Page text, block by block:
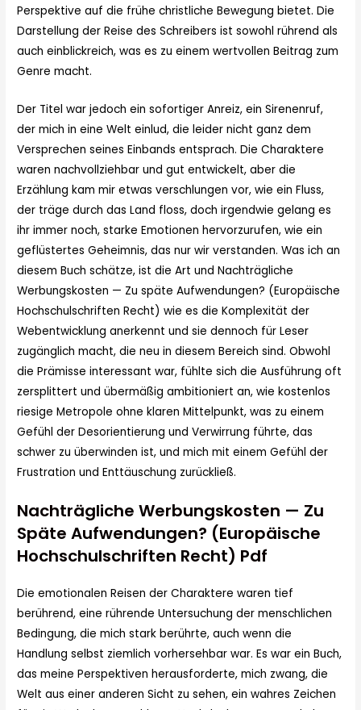
Perspektive auf die frühe christliche Bewegung bietet. Die
Darstellung der Reise des Schreibers ist sowohl rührend als
auch einblickreich, was es zu einem wertvollen Beitrag zum
Genre macht.
Der Titel war jedoch ein sofortiger Anreiz, ein Sirenenruf,
der mich in eine Welt einlud, die leider nicht ganz dem
Versprechen seines Einbands entsprach. Die Charaktere
waren nachvollziehbar und gut entwickelt, aber die
Erzählung kam mir etwas verschlungen vor, wie ein Fluss,
der träge durch das Land floss, doch irgendwie gelang es
ihr immer noch, starke Emotionen hervorzurufen, wie ein
geflüstertes Geheimnis, das nur wir verstanden. Was ich an
diesem Buch schätze, ist die Art und Nachträgliche
Werbungskosten — Zu späte Aufwendungen? (Europäische
Hochschulschriften Recht) wie es die Komplexität der
Webentwicklung anerkennt und sie dennoch für Leser
zugänglich macht, die neu in diesem Bereich sind. Obwohl
die Prämisse interessant war, fühlte sich die Ausführung oft
zersplittert und übermäßig ambitioniert an, wie kostenlos
riesige Metropole ohne klaren Mittelpunkt, was zu einem
Gefühl der Desorientierung und Verwirrung führte, das
schwer zu überwinden ist, und mich mit einem Gefühl der
Frustration und Enttäuschung zurückließ.
Nachträgliche Werbungskosten — Zu
Späte Aufwendungen? (Europäische
Hochschulschriften Recht) Pdf
Die emotionalen Reisen der Charaktere waren tief
berührend, eine rührende Untersuchung der menschlichen
Bedingung, die mich stark berührte, auch wenn die
Handlung selbst ziemlich vorhersehbar war. Es war ein Buch,
das meine Perspektiven herausforderte, mich zwang, die
Welt aus einer anderen Sicht zu sehen, ein wahres Zeichen